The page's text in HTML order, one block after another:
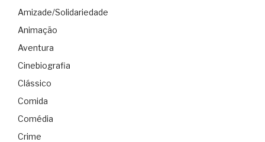
Amizade/Solidariedade
Animação
Aventura
Cinebiografia
Clássico
Comida
Comédia
Crime